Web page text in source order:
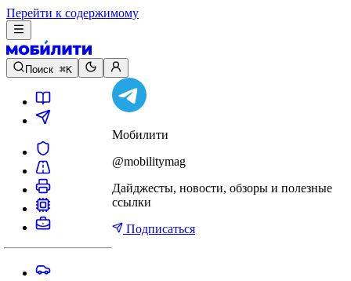
Перейти к содержимому
Поиск ⌘K
Мобилити
@mobilitymag
Дайджесты, новости, обзоры и полезные
ссылки
Подписаться